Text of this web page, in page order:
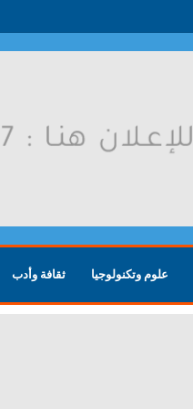
علوم وتكنولوجيا ثقافة وأدب